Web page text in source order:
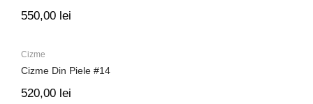
550,00 lei
Cizme
Cizme Din Piele #14
520,00 lei